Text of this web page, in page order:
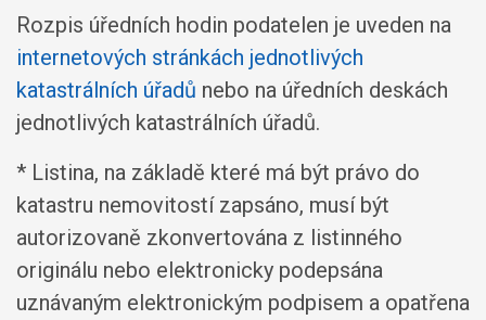
Rozpis úředních hodin podatelen je uveden na
internetových stránkách jednotlivých
katastrálních úřadů nebo na úředních deskách
jednotlivých katastrálních úřadů.
* Listina, na základě které má být právo do
katastru nemovitostí zapsáno, musí být
autorizovaně zkonvertována z listinného
originálu nebo elektronicky podepsána
uznávaným elektronickým podpisem a opatřena